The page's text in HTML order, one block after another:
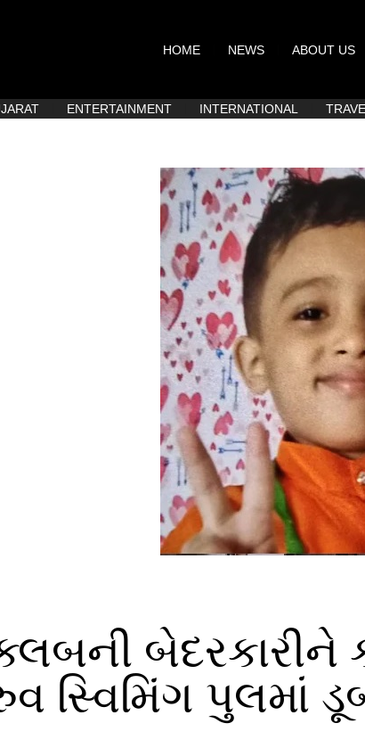
HOME NEWS ABOUT US
ENTERTAINMENT INTERNATIONAL
ક્લબની બેદરકારીને
સ્વિમિંગ પુલમાં